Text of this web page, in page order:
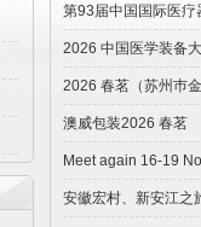
第93届中国国际医疗
2026 中国医学装备
2026 春茗（苏州巿
澳威包装2026 春茗
Meet again 16-19
安徽宏村、新安江之